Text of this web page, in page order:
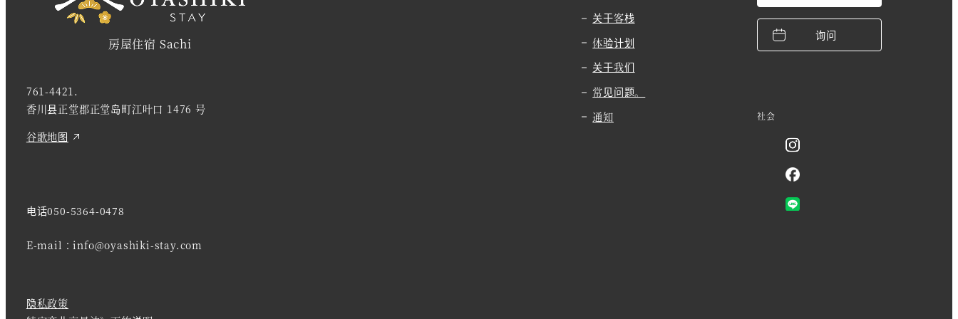
房屋住宿 Sachi
761-4421.
香川县正堂郡正堂岛町江叶口 1476 号
谷歌地图
电话050-5364-0478
E-mail：info@oyashiki-stay.com
关于客栈
体验计划
关于我们
常见问题。
通知
询问
社会
隐私政策